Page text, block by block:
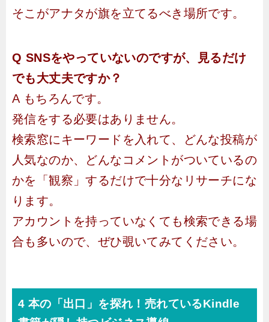
そこがアナタが旗を立てるべき場所です。
Q SNSをやっていないのですが、見るだけ
でも大丈夫ですか？
A もちろんです。
発信をする必要はありません。
検索窓にキーワードを入れて、どんな投稿が
人気なのか、どんなコメントがついているの
かを「観察」するだけで十分なリサーチにな
ります。
アカウントを持っていなくても検索できる場
合も多いので、ぜひ覗いてみてください。
4 本の「出口」を探れ！売れているKindle